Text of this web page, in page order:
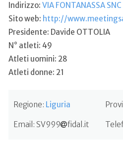
Indirizzo: VIA FONTANASSA
Sito web: http://
Presidente: Davide OTTOLIA
N° atleti: 49
Atleti uomini: 28
Atleti donne: 21
Regione: Liguria
Email: SV999 fidal.it